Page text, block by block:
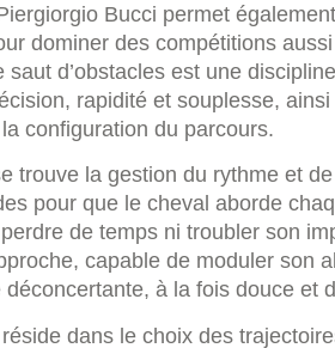
Bucci permet
dominer des compétitions
d’obstacles est une
rapidité et souplesse, ainsi
configuration du parcours.
la gestion du rythme et de
pour que le cheval aborde
de temps ni troubler son
capable de moduler son
à la fois douce et
dans le choix des